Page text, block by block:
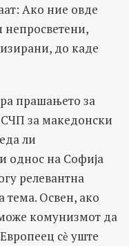
Ако ние овде
непросветени,
до каде
прашањето за
за македонски
ли
однос на Софија
релевантна
тема. Освен, ако
комунизмот да
сѐ уште